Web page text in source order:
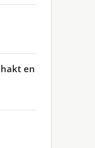
en